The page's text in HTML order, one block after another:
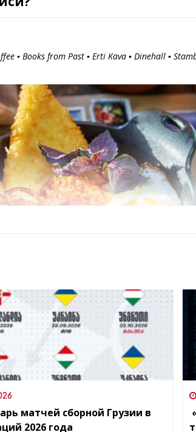
▪️ Books from Past ▪️ Erti Kava ▪️ Dinehall ▪️
матчей сборной Грузии в
2026 года